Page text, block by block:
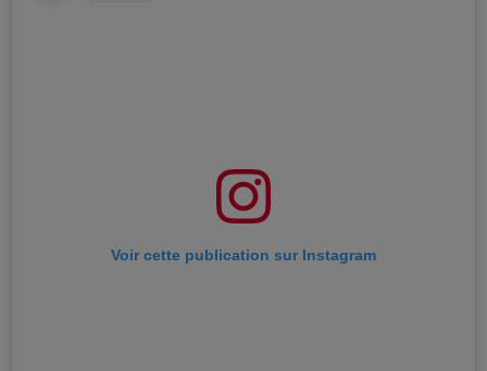
Voir cette publication sur Instagram